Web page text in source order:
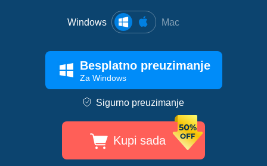
Windows Mac
Besplatno preuzimanje
Za Windows
Sigurno preuzimanje
Kupi sada